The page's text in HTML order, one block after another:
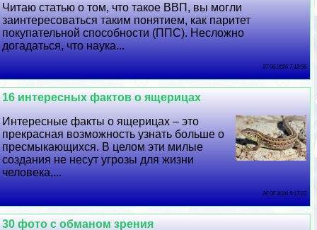
Читаю статью о том, что такое ВВП, вы могли
заинтересоваться таким понятием, как паритет
покупательной способности (ППС). Несложно
догадаться, что наука...
27 06 2026 7:12:56
16 интересных фактов о ящерицах
Интересные факты о ящерицах – это
прекрасная возможность узнать больше о
пресмыкающихся. В целом эти милые
создания не несут угрозы для жизни
человека,...
26 06 2026 9:17:23
30 фото с обманом зрения